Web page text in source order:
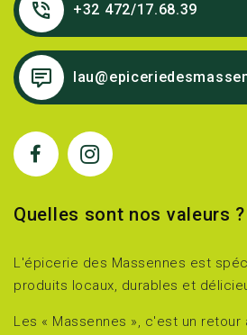
+32 472/17.68.39
Quelles sont nos valeurs ?
L'épicerie des Massennes est
produits locaux, durables et
Les « Massennes », c'est un